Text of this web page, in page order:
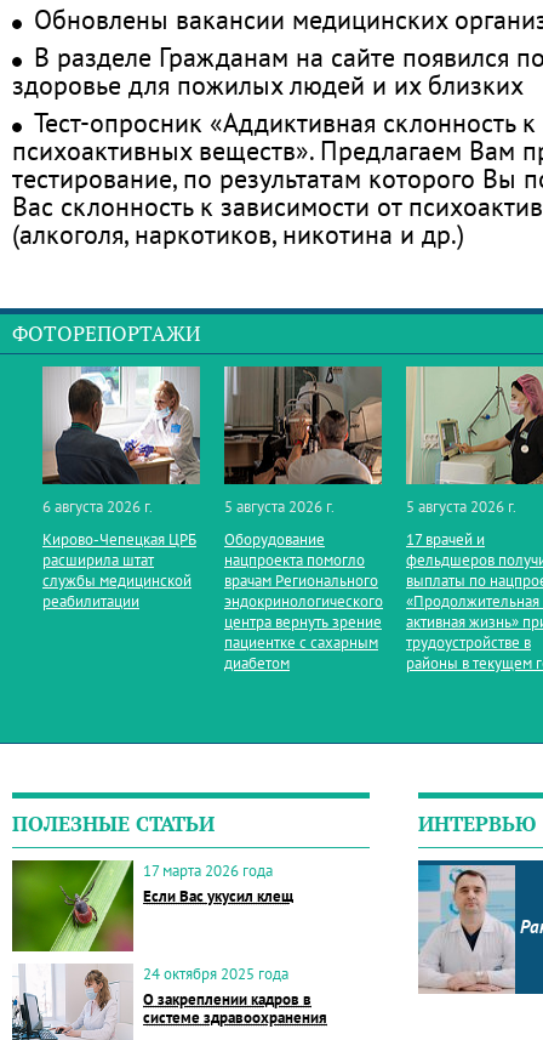
Обновлены вакансии медицинских
В разделе Гражданам на сайте появился
здоровье для пожилых людей и их близких
Тест-опросник «Аддиктивная склонность
психоактивных веществ». Предлагаем Вам
тестирование, по результатам которого Вы
Вас склонность к зависимости от
(алкоголя, наркотиков, никотина и др.)
ФОТОРЕПОРТАЖИ
6 августа 2026 г.
Кирово‑Чепецкая ЦРБ
расширила штат
службы медицинской
реабилитации
5 августа 2026 г.
Оборудование
нацпроекта помогло
врачам Регионального
эндокринологического
центра вернуть зрение
пациентке с сахарным
диабетом
5 августа 2026 г.
17 врачей и
фельдшеров
выплаты по
«Продолжительная
активная жизнь»
трудоустройстве в
районы в текущем
ПОЛЕЗНЫЕ СТАТЬИ
17 марта 2026 года
Если Вас укусил клещ
24 октября 2025 года
О закреплении кадров в
системе здравоохранения
ИНТЕРВЬЮ